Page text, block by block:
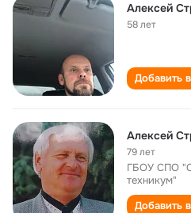
Алексей
58 лет
Добавить
Алексей
79 лет
ГБОУ СПО
техникум"
Добавить